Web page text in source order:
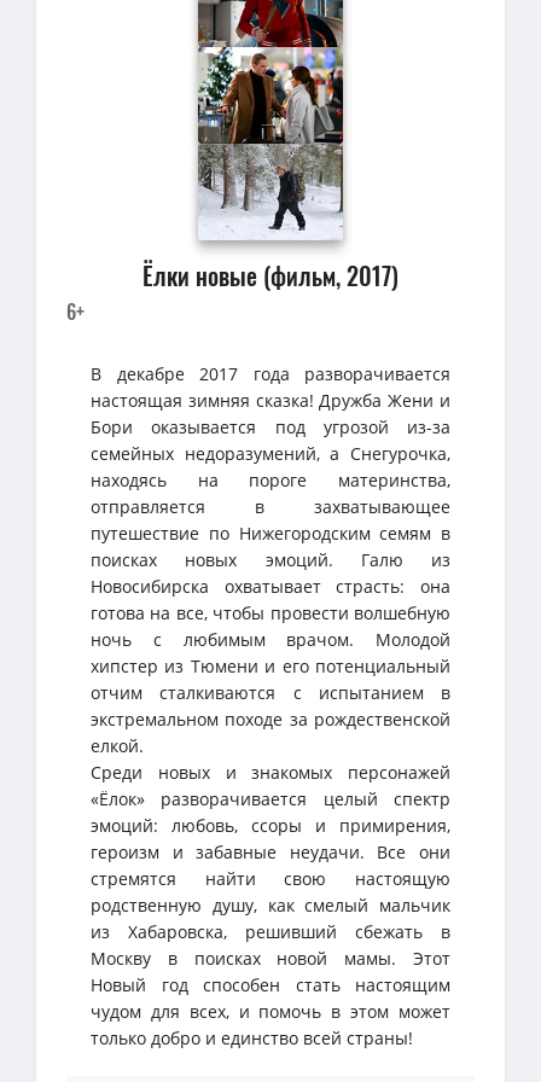
Ёлки новые (фильм, 2017)
6+
В декабре 2017 года разворачивается
настоящая зимняя сказка! Дружба Жени и
Бори оказывается под угрозой из-за
семейных недоразумений, а Снегурочка,
находясь на пороге материнства,
отправляется в захватывающее
путешествие по Нижегородским семям в
поисках новых эмоций. Галю из
Новосибирска охватывает страсть: она
готова на все, чтобы провести волшебную
ночь с любимым врачом. Молодой
хипстер из Тюмени и его потенциальный
отчим сталкиваются с испытанием в
экстремальном походе за рождественской
елкой.
Среди новых и знакомых персонажей
«Ёлок» разворачивается целый спектр
эмоций: любовь, ссоры и примирения,
героизм и забавные неудачи. Все они
стремятся найти свою настоящую
родственную душу, как смелый мальчик
из Хабаровска, решивший сбежать в
Москву в поисках новой мамы. Этот
Новый год способен стать настоящим
чудом для всех, и помочь в этом может
только добро и единство всей страны!